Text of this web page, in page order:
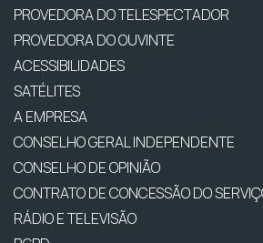
PROVEDORA DO TELESPECTADOR
PROVEDORA DO OUVINTE
ACESSIBILIDADES
SATÉLITES
A EMPRESA
CONSELHO GERAL INDEPENDENTE
CONSELHO DE OPINIÃO
CONTRATO DE CONCESSÃO DO
RÁDIO E TELEVISÃO